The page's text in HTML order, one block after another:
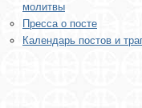
молитвы
Пресса о посте
Календарь постов и